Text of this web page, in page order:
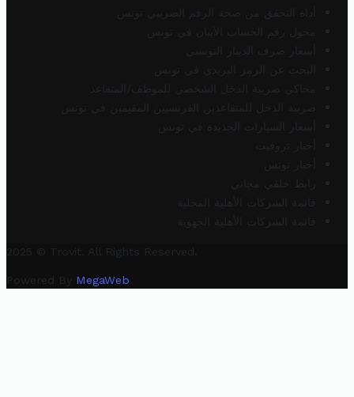
أداة التحقق من صحة الرقم الضريبي تونس
محول رقم الحساب الآيبان في تونس
أسعار صرف الدينار التونسي
البحث عن الرمز البريدي في تونس
محاكي ضريبة الدخل الشخصي للموظف/المتقاعد
ضريبة الدخل للمتقاعدين الفرنسيين المقيمين في تونس
أسعار السيارات الجديدة في تونس
أخبار تروفيت
أخبار تونس
رابط خلفي مجاني
قائمة الشركات الأهلية المحلية
قائمة الشركات الأهلية الجهوية
2025 © Trovit. All Rights Reserved.
Powered By MegaWeb